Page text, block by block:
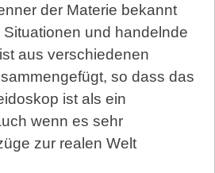
der Materie bekannt
und handelnde
aus verschiedenen
so dass das
ist als ein
wenn es sehr
zur realen Welt